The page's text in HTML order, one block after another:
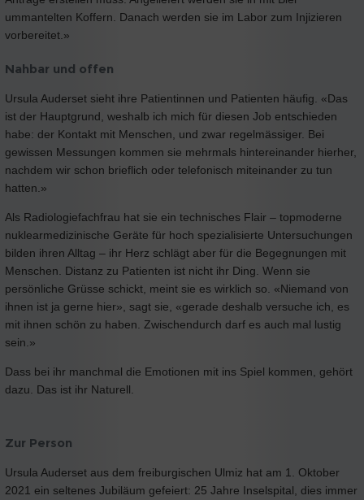
ummantelten Koffern. Danach werden sie im Labor zum Injizieren
vorbereitet.»
Nahbar und offen
Ursula Auderset sieht ihre Patientinnen und Patienten häufig. «Das
ist der Hauptgrund, weshalb ich mich für diesen Job entschieden
habe: der Kontakt mit Menschen, und zwar regelmässiger. Bei
gewissen Messungen kommen sie mehrmals hintereinander hierher,
nachdem wir schon brieflich oder telefonisch miteinander zu tun
hatten.»
Als Radiologiefachfrau hat sie ein technisches Flair – topmoderne
nuklearmedizinische Geräte für hoch spezialisierte Untersuchungen
bilden ihren Alltag – ihr Herz schlägt aber für die Begegnungen mit
Menschen. Distanz zu Patienten ist nicht ihr Ding. Wenn sie
persönliche Grüsse schickt, meint sie es wirklich so. «Niemand von
ihnen ist ja gerne hier», sagt sie, «gerade deshalb versuche ich, es
mit ihnen schön zu haben. Zwischendurch darf es auch mal lustig
sein.»
Dass bei ihr manchmal die Emotionen mit ins Spiel kommen, gehört
dazu. Das ist ihr Naturell.
Zur Person
Ursula Auderset aus dem freiburgischen Ulmiz hat am 1. Oktober
2021 ein seltenes Jubiläum gefeiert: 25 Jahre Inselspital, dies immer